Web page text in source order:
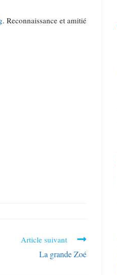
. Reconnaissance et amitié
Article suivant
La grande Zoé